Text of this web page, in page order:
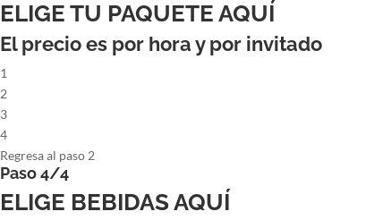
ELIGE TU PAQUETE AQUÍ
El precio es por hora y por invitado
1
2
3
4
Regresa al paso 2
Paso 4/4
ELIGE BEBIDAS AQUÍ